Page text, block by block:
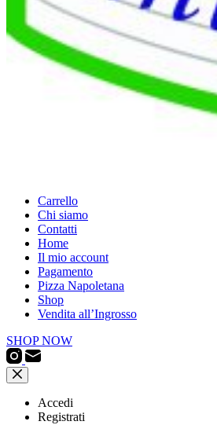
Carrello
Chi siamo
Contatti
Home
Il mio account
Pagamento
Pizza Napoletana
Shop
Vendita all’Ingrosso
SHOP NOW
Accedi
Registrati